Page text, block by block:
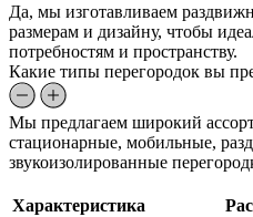
Да, мы изготавливаем
размерам и дизайну, чтобы
потребностям и пространству.
Какие типы перегородок вы
Мы предлагаем широкий
стационарные, мобильные,
звукоизолированные
Характеристика